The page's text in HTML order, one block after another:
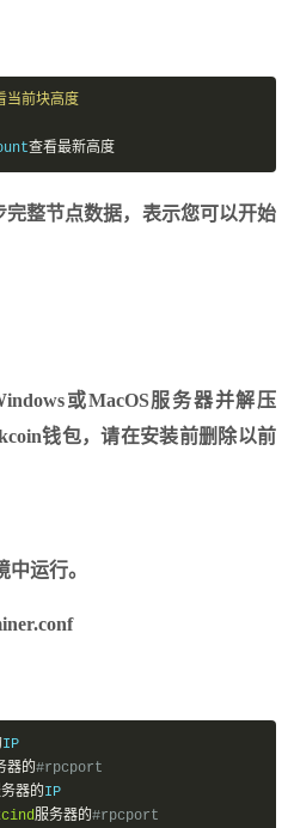
前块高度
查看最新高度
整节点数据，表示您可以开始
或MacOS服务器并解压
钱包，请在安装前删除以前
运行。
器的#rpcport
器的
服务器的#rpcport